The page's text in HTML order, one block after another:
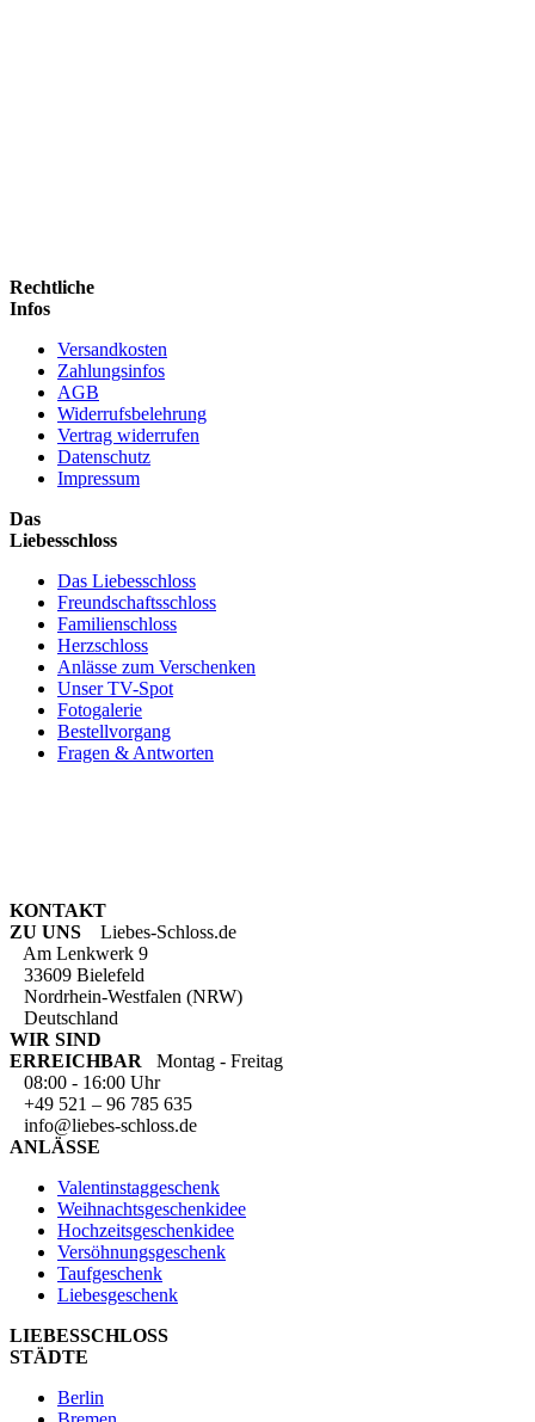
Rechtliche
Infos
Versandkosten
Zahlungsinfos
AGB
Widerrufsbelehrung
Vertrag widerrufen
Datenschutz
Impressum
Das
Liebesschloss
Das Liebesschloss
Freundschaftsschloss
Familienschloss
Herzschloss
Anlässe zum Verschenken
Unser TV-Spot
Fotogalerie
Bestellvorgang
Fragen & Antworten
KONTAKT
ZU UNS
Liebes-Schloss.de
Am Lenkwerk 9
33609 Bielefeld
Nordrhein-Westfalen (NRW)
Deutschland
WIR SIND
ERREICHBAR
Montag - Freitag
08:00 - 16:00 Uhr
+49 521 – 96 785 635
info@liebes-schloss.de
ANLÄSSE
Valentinstaggeschenk
Weihnachtsgeschenkidee
Hochzeitsgeschenkidee
Versöhnungsgeschenk
Taufgeschenk
Liebesgeschenk
LIEBESSCHLOSS
STÄDTE
Berlin